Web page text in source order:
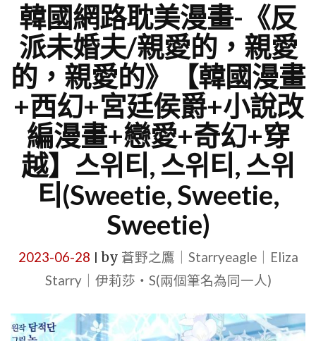
韓國網路耽美漫畫-《反
派未婚夫/親愛的，親愛
的，親愛的》【韓國漫畫
+西幻+宮廷侯爵+小說改
編漫畫+戀愛+奇幻+穿
越】스위티, 스위티, 스위
티(Sweetie, Sweetie,
Sweetie)
2023-06-28 by 蒼野之鷹｜Starryeagle｜Eliza
Starry｜伊莉莎・S(兩個筆名為同一人)